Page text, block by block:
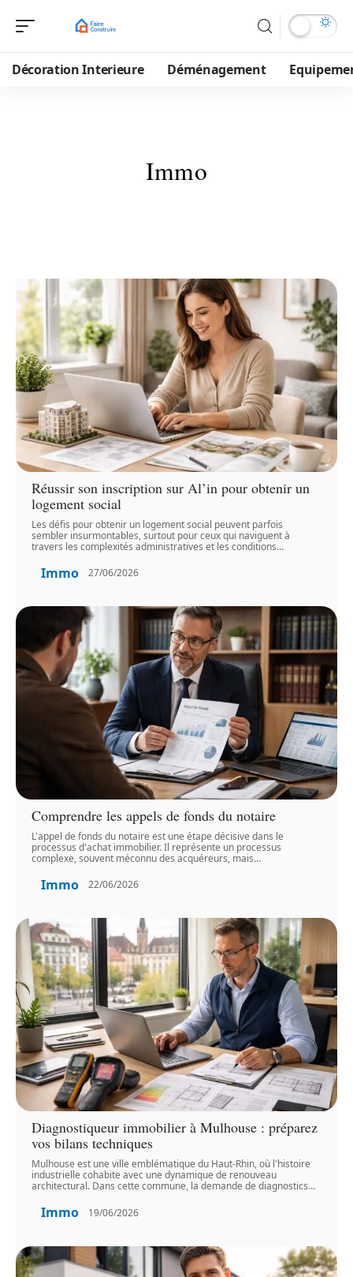
Décoration Interieure Déménagement
Immo
Réussir son inscription sur Al’in pour obtenir un
logement social
Les défis pour obtenir un logement social peuvent parfois
sembler insurmontables, surtout pour ceux qui naviguent à
travers les complexités administratives et les conditions…
Immo 27/06/2026
Comprendre les appels de fonds du notaire
L'appel de fonds du notaire est une étape décisive dans le
processus d'achat immobilier. Il représente un processus
complexe, souvent méconnu des acquéreurs, mais…
Immo 22/06/2026
Diagnostiqueur immobilier à Mulhouse : préparez
vos bilans techniques
Mulhouse est une ville emblématique du Haut-Rhin, où l'histoire
industrielle cohabite avec une dynamique de renouveau
architectural. Dans cette commune, la demande de diagnostics…
Immo 19/06/2026